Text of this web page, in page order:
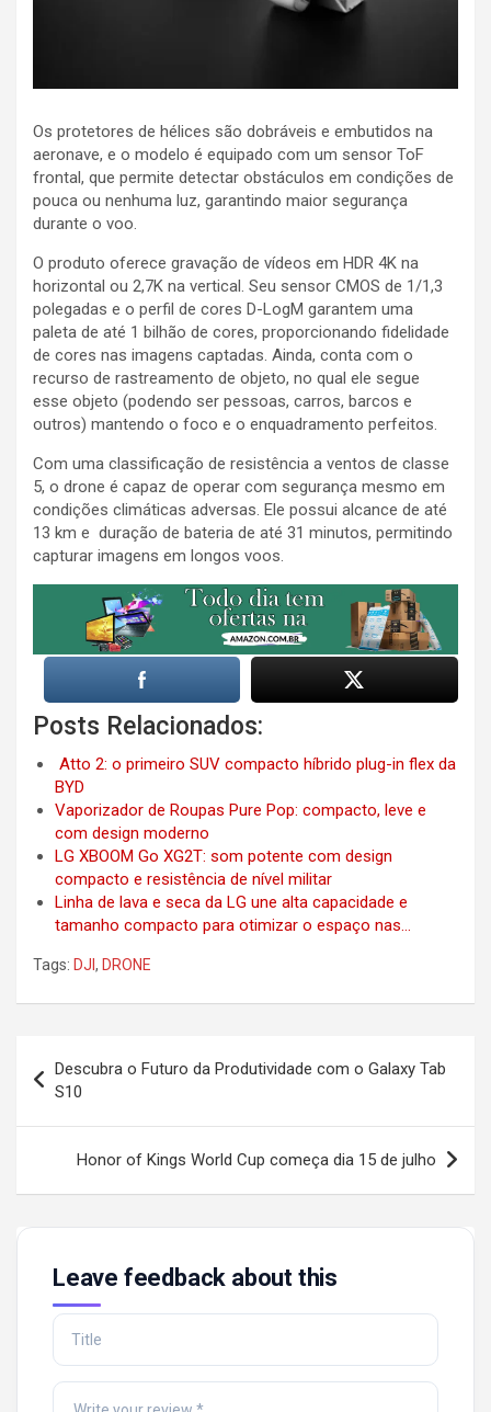
Os protetores de hélices são dobráveis e embutidos na
aeronave, e o modelo é equipado com um sensor ToF
frontal, que permite detectar obstáculos em condições de
pouca ou nenhuma luz, garantindo maior segurança
durante o voo.
O produto oferece gravação de vídeos em HDR 4K na
horizontal ou 2,7K na vertical. Seu sensor CMOS de 1/1,3
polegadas e o perfil de cores D-LogM garantem uma
paleta de até 1 bilhão de cores, proporcionando fidelidade
de cores nas imagens captadas. Ainda, conta com o
recurso de rastreamento de objeto, no qual ele segue
esse objeto (podendo ser pessoas, carros, barcos e
outros) mantendo o foco e o enquadramento perfeitos.
Com uma classificação de resistência a ventos de classe
5, o drone é capaz de operar com segurança mesmo em
condições climáticas adversas. Ele possui alcance de até
13 km e duração de bateria de até 31 minutos, permitindo
capturar imagens em longos voos.
Posts Relacionados:
Atto 2: o primeiro SUV compacto híbrido plug-in flex da
BYD
Vaporizador de Roupas Pure Pop: compacto, leve e
com design moderno
LG XBOOM Go XG2T: som potente com design
compacto e resistência de nível militar
Linha de lava e seca da LG une alta capacidade e
tamanho compacto para otimizar o espaço nas…
Tags: DJI , DRONE
navigation
Descubra o Futuro da Produtividade com o Galaxy Tab
S10
Honor of Kings World Cup começa dia 15 de julho
Leave feedback about this